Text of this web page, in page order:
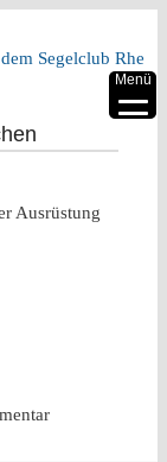
Ausrüstung
Menü